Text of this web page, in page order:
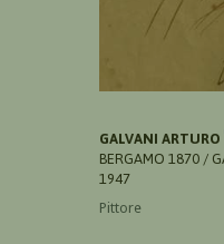
GALVANI ARTURO
BERGAMO 1870 /
1947
Pittore